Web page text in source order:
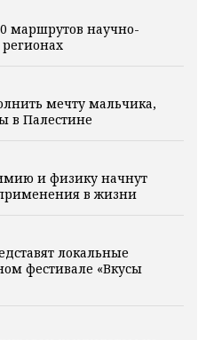
маршрутов научно-
мечту мальчика,
в Палестине
и физику начнут
в жизни
локальные
фестивале «Вкусы